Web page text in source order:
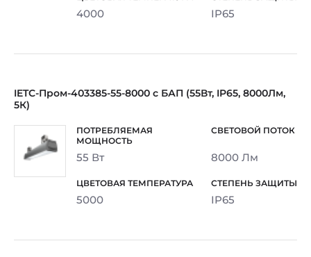
4000 IP65
IETC-Пром-403385-55-8000 с БАП (55Вт, IP65, 8000Лм,
5К)
55 Вт 8000 Лм
5000 IP65